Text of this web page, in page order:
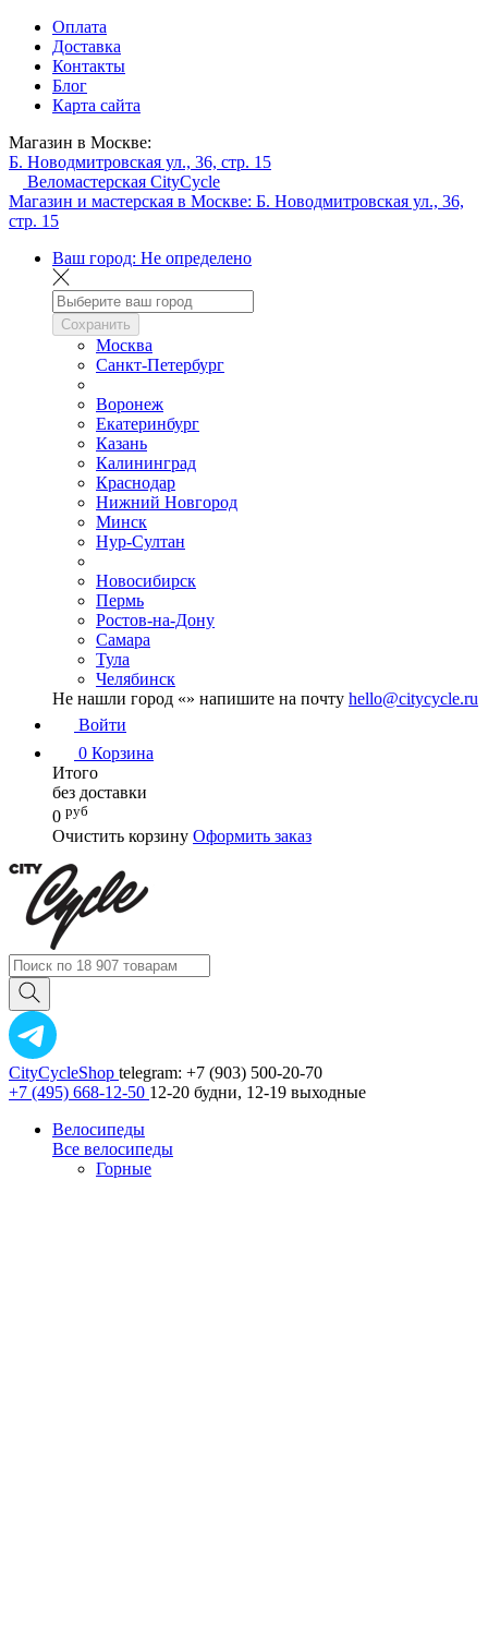
Оплата
Доставка
Контакты
Блог
Карта сайта
Магазин в Москве:
Б. Новодмитровская ул., 36, стр. 15
Веломастерская CityCycle
Магазин и мастерская в Москве: Б. Новодмитровская ул., 36,
стр. 15
Ваш город: Не определено
Сохранить
Москва
Санкт-Петербург
Воронеж
Екатеринбург
Казань
Калининград
Краснодар
Нижний Новгород
Минск
Нур-Султан
Новосибирск
Пермь
Ростов-на-Дону
Самара
Тула
Челябинск
Не нашли город «» напишите на почту hello@citycycle.ru
Войти
0 Корзина
Итого
без доставки
0 руб
Очистить корзину Оформить заказ
CityCycleShop telegram: +7 (903) 500-20-70
+7 (495) 668-12-50 12-20 будни, 12-19 выходные
Велосипеды
Все велосипеды
Горные